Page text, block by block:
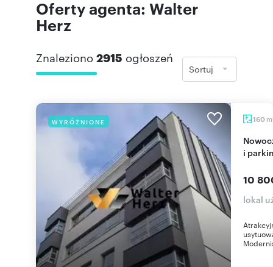
Oferty agenta: Walter
Herz
Znaleziono 2915 ogłoszeń
Sortuj
WYRÓŻNIONE 160 m
Nowoczesny lokal biurowy 160 m2 z klimatyzacją
i
10
lokal